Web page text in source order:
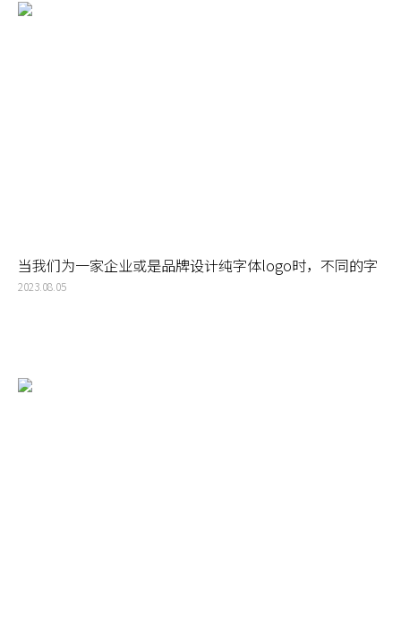
当我们为一家企业或是品牌设计纯字体logo时，不同的字
体完全代表了不同的品牌性格
2023.08.05